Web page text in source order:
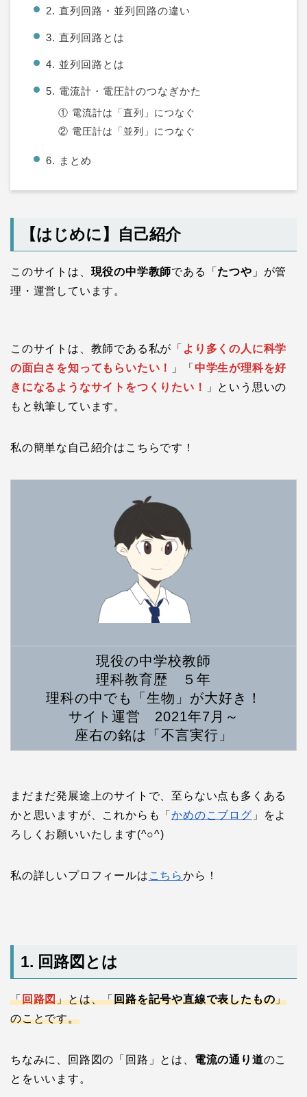
2. 直列回路・並列回路の違い
3. 直列回路とは
4. 並列回路とは
5. 電流計・電圧計のつなぎかた
① 電流計は「直列」につなぐ
② 電圧計は「並列」につなぐ
6. まとめ
【はじめに】自己紹介
このサイトは、 現役の中学教師である「 たつや 」が管
理・運営しています。
このサイトは、教師である私が「 より多くの人に科学
の面白さを知ってもらいたい！
」「 中学生が理科を好
きになるようなサイトをつくりたい！
」という思いの
もと執筆しています。
私の簡単な自己紹介はこちらです！
現役の中学校教師
理科教育歴 ５年
理科の中でも「生物」が大好き！
サイト運営 2021年7月～
座右の銘は「不言実行」
まだまだ発展途上のサイトで、至らない点も多くある
かと思いますが、これからも「かめのこブログ 」をよ
ろしくお願いいたします(^○^)
私の詳しいプロフィールは こちらから！
1. 回路図とは
「回路図」とは、「回路を記号や直線で表したもの」
のことです。
ちなみに、回路図の「回路」とは、 電流の通り道のこ
とをいいます。